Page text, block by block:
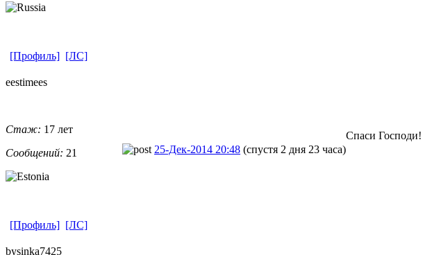
[Профиль] [ЛС]
eestimees
Стаж: 17 лет
Сообщений: 21 25-Дек-2014 20:48 (спустя 2 дня 23 часа)
Спаси Господи!
[Профиль] [ЛС]
bysinka7425